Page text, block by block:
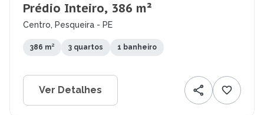
Prédio Inteiro, 386 m²
Centro, Pesqueira - PE
386 m² 3 quartos 1 banheiro
Ver Detalhes